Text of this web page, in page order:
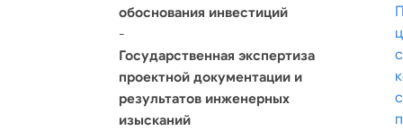
обоснования инвестиций
-
Государственная экспертиза
проектной документации и
результатов инженерных
изысканий